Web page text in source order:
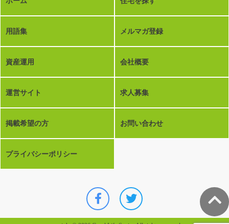
用語集 メルマガ登録
資産運用 会社概要
運営サイト 求人募集
掲載希望の方 お問い合わせ
プライバシーポリシー